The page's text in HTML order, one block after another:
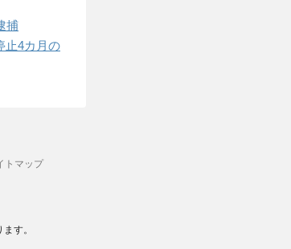
捕
止4カ月の
トマップ
す。